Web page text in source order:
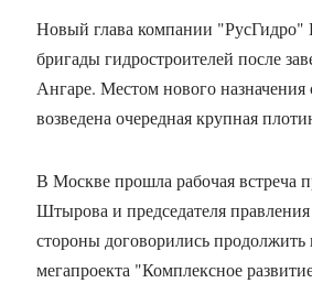
Новый глава компании "РусГидро"
бригады гидростроителей после
Ангаре. Местом нового назначения
возведена очередная крупная
В Москве прошла рабочая встреча
Штырова и председателя
стороны договорились продолжить
мегапроекта "Комплексное